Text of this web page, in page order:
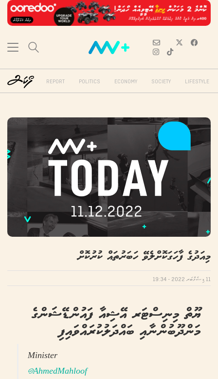
REPORT POLITICS ECONOMY SOCIETY LIFESTYLE
މިއަދުގެ ފާހަގަކޮށްލެވޭ ހަބަރުތައް ކުރުކޮށް
11 ޑިސެމްބަރ 2022 - 19:34
ޔޫތް މިނިސްޓަރ އޭޝިއާ ފައުންޑޭޝަންގެ
މަންދޫބުންނާއި ބައްދަލުކުރައްވައިފި
Minister
@AhmedMahloof